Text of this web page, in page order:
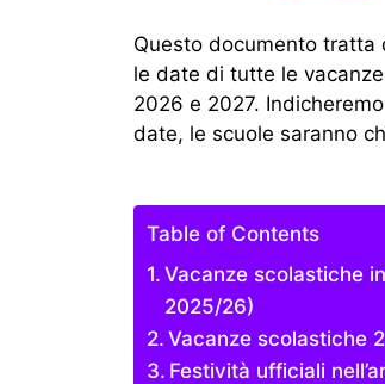
Questo documento tratta
le date di tutte le
2026 e 2027.
date, le scuole saranno
Table of Contents
Vacanze scolastiche
2025/26)
Vacanze scolastiche
Festività ufficiali